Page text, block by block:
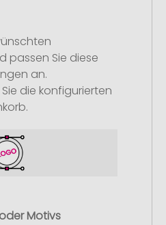
passen Sie diese
an.
die konfigurierten
Motivs